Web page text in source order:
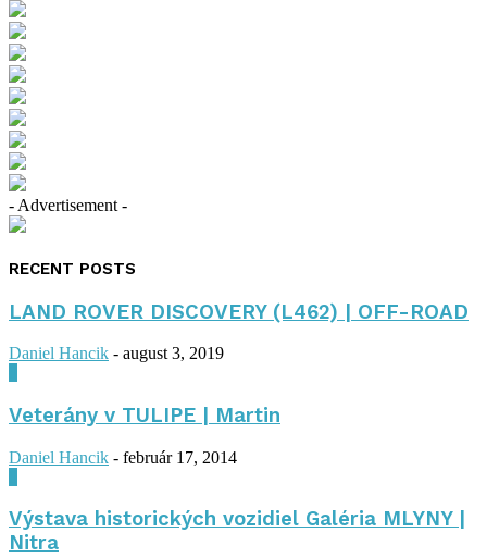
- Advertisement -
RECENT POSTS
LAND ROVER DISCOVERY (L462) | OFF-ROAD
Daniel Hancik - august 3, 2019
Veterány v TULIPE | Martin
Daniel Hancik - február 17, 2014
Výstava historických vozidiel Galéria MLYNY |
Nitra